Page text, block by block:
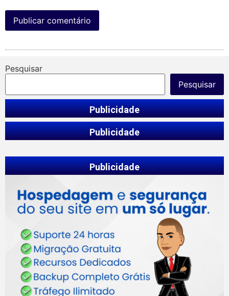
Pesquisar
Pesquisar
Publicidade
Publicidade
Publicidade